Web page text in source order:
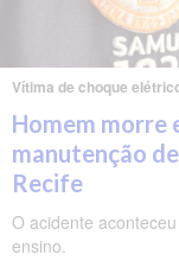
Vítima de choque
Homem
manutenção
Recife
O acidente
ensino.